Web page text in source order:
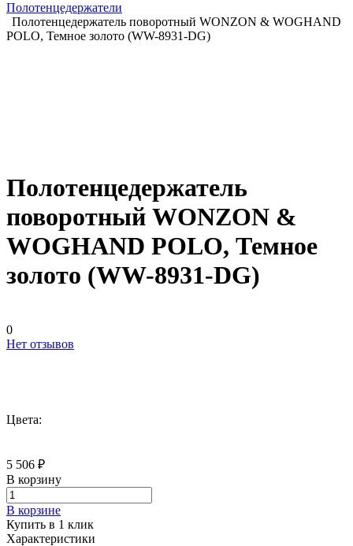
Полотенцедержатели
Полотенцедержатель поворотный WONZON & WOGHAND
POLO, Темное золото (WW-8931-DG)
Полотенцедержатель
поворотный WONZON &
WOGHAND POLO, Темное
золото (WW-8931-DG)
0
Нет отзывов
Цвета:
5 506 ₽
В корзину
В корзине
Купить в 1 клик
Характеристики